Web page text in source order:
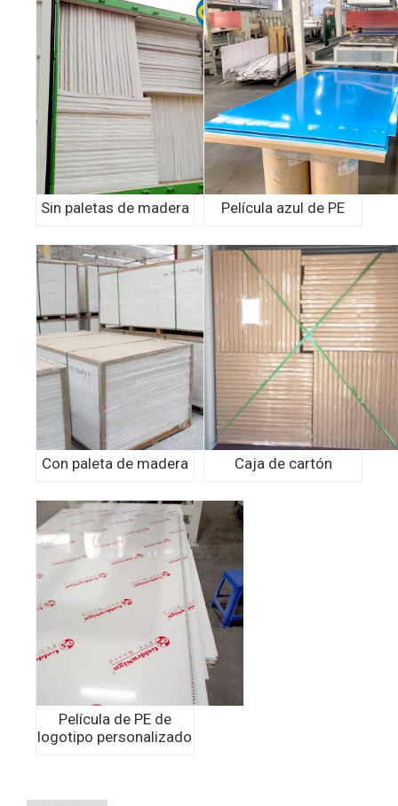
Sin paletas de madera Película azul de PE
Con paleta de madera Caja de cartón
Película de PE de
logotipo personalizado